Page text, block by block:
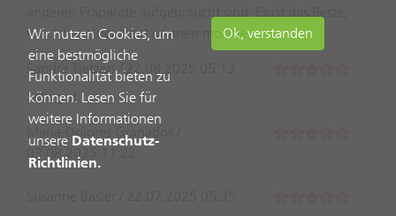
was ich meiner Haut gönnen möchte.
Sandra Tietzen / 22.08.2025 05:13
Sehr gut
Maria-Dolores Granados /
03.08.2025 11:22
Wir nutzen Cookies, um
eine bestmögliche
Funktionalität bieten zu
können. Lesen Sie für
weitere Informationen
unsere Datenschutz-
Richtlinien.
Ok, verstanden